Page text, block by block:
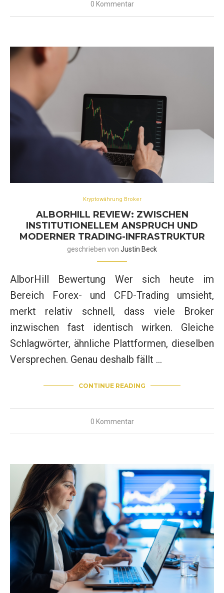
0 Kommentar
Kryptowährung Broker
ALBORHILL REVIEW: ZWISCHEN
INSTITUTIONELLEM ANSPRUCH UND
MODERNER TRADING-INFRASTRUKTUR
geschrieben von Justin Beck
AlborHill Bewertung Wer sich heute im
Bereich Forex- und CFD-Trading umsieht,
merkt relativ schnell, dass viele Broker
inzwischen fast identisch wirken. Gleiche
Schlagwörter, ähnliche Plattformen, dieselben
Versprechen. Genau deshalb fällt …
CONTINUE READING
0 Kommentar